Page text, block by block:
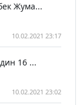
Жума...
10.02.2021 23:17
16 ...
10.02.2021 23:02